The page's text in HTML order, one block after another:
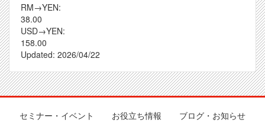
RM→YEN:
38.00
USD→YEN:
158.00
Updated: 2026/04/22
Footerセミナー・イベント お役立ち情報
ブログ・お知らせ